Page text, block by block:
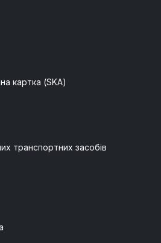
картка (SKA)
транспортних засобів